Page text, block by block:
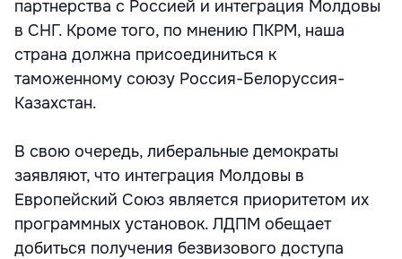
партнерства с Россией и интеграция Молдовы
в СНГ. Кроме того, по мнению ПКРМ, наша
страна должна присоединиться к
таможенному союзу Россия-Белоруссия-
Казахстан.
В свою очередь, либеральные демократы
заявляют, что интеграция Молдовы в
Европейский Союз является приоритетом их
программных установок. ЛДПМ обещает
добиться получения безвизового доступа